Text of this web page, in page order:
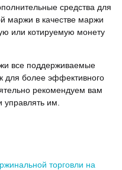
средства для
маржи в качестве маржи
или котируемую монету
все поддерживаемые
для более эффективного
рекомендуем вам
им.
торговли на